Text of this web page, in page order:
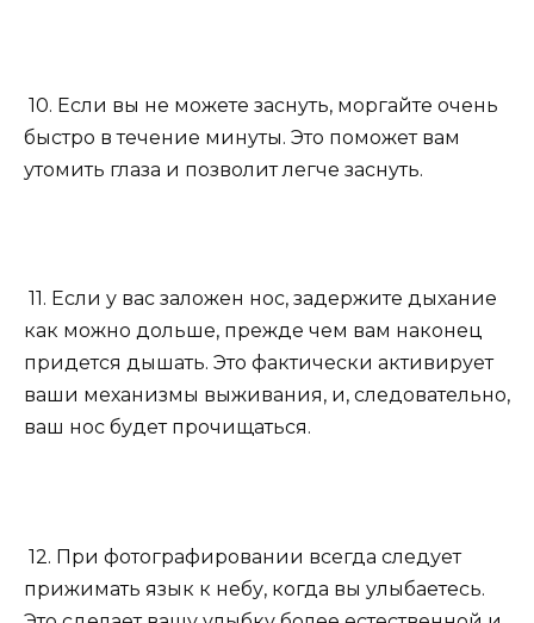
10. Если вы не можете заснуть, моргайте очень
быстро в течение минуты. Это поможет вам
утомить глаза и позволит легче заснуть.
11. Если у вас заложен нос, задержите дыхание
как можно дольше, прежде чем вам наконец
придется дышать. Это фактически активирует
ваши механизмы выживания, и, следовательно,
ваш нос будет прочищаться.
12. При фотографировании всегда следует
прижимать язык к небу, когда вы улыбаетесь.